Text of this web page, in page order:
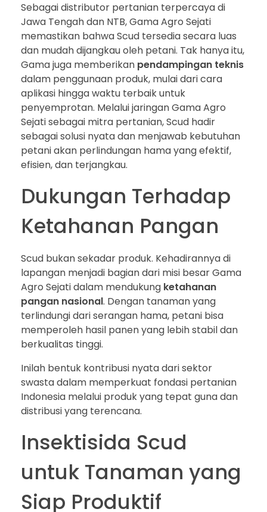
Sebagai distributor pertanian terpercaya di
Jawa Tengah dan NTB, Gama Agro Sejati
memastikan bahwa Scud tersedia secara luas
dan mudah dijangkau oleh petani. Tak hanya itu,
Gama juga memberikan pendampingan teknis
dalam penggunaan produk, mulai dari cara
aplikasi hingga waktu terbaik untuk
penyemprotan. Melalui jaringan Gama Agro
Sejati sebagai mitra pertanian, Scud hadir
sebagai solusi nyata dan menjawab kebutuhan
petani akan perlindungan hama yang efektif,
efisien, dan terjangkau.
Dukungan Terhadap
Ketahanan Pangan
Scud bukan sekadar produk. Kehadirannya di
lapangan menjadi bagian dari misi besar Gama
Agro Sejati dalam mendukung ketahanan
pangan nasional. Dengan tanaman yang
terlindungi dari serangan hama, petani bisa
memperoleh hasil panen yang lebih stabil dan
berkualitas tinggi.
Inilah bentuk kontribusi nyata dari sektor
swasta dalam memperkuat fondasi pertanian
Indonesia melalui produk yang tepat guna dan
distribusi yang terencana.
Insektisida Scud
untuk Tanaman yang
Siap Produktif